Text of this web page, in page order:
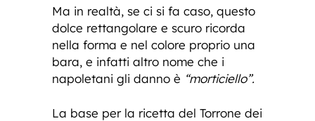
Ma in realtà, se ci si fa caso, questo
dolce rettangolare e scuro ricorda
nella forma e nel colore proprio una
bara, e infatti altro nome che i
napoletani gli danno è “morticiello”.
La base per la ricetta del Torrone dei